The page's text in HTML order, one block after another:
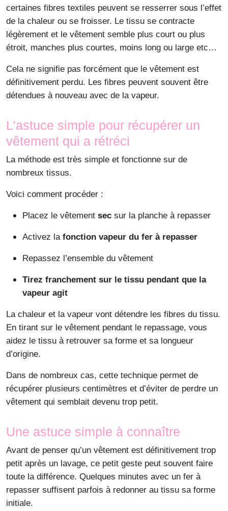
certaines fibres textiles peuvent se resserrer sous l’effet
de la chaleur ou se froisser. Le tissu se contracte
légèrement et le vêtement semble plus court ou plus
étroit, manches plus courtes, moins long ou large etc…
Cela ne signifie pas forcément que le vêtement est
définitivement perdu. Les fibres peuvent souvent être
détendues à nouveau avec de la vapeur.
L’astuce simple pour récupérer un
vêtement qui a rétréci
La méthode est très simple et fonctionne sur de
nombreux tissus.
Voici comment procéder :
Placez le vêtement sec sur la planche à repasser
Activez la fonction vapeur du fer à repasser
Repassez l’ensemble du vêtement
Tirez franchement sur le tissu pendant que la
vapeur agit
La chaleur et la vapeur vont détendre les fibres du tissu.
En tirant sur le vêtement pendant le repassage, vous
aidez le tissu à retrouver sa forme et sa longueur
d’origine.
Dans de nombreux cas, cette technique permet de
récupérer plusieurs centimètres et d’éviter de perdre un
vêtement qui semblait devenu trop petit.
Une astuce simple à connaître
Avant de penser qu’un vêtement est définitivement trop
petit après un lavage, ce petit geste peut souvent faire
toute la différence. Quelques minutes avec un fer à
repasser suffisent parfois à redonner au tissu sa forme
initiale.